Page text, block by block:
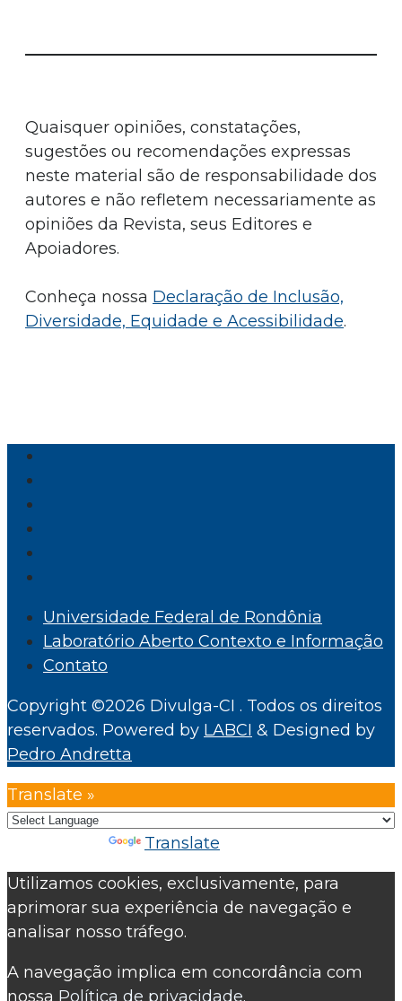
Quaisquer opiniões, constatações,
sugestões ou recomendações expressas
neste material são de responsabilidade dos
autores e não refletem necessariamente as
opiniões da Revista, seus Editores e
Apoiadores.
Conheça nossa Declaração de Inclusão,
Diversidade, Equidade e Acessibilidade.
Universidade Federal de Rondônia
Laboratório Aberto Contexto e Informação
Contato
Copyright ©2026 Divulga-CI . Todos os direitos
reservados. Powered by LABCI & Designed by
Pedro Andretta
Translate »
Translate
Utilizamos cookies, exclusivamente, para
aprimorar sua experiência de navegação e
analisar nosso tráfego.
A navegação implica em concordância com
nossa Política de privacidade.